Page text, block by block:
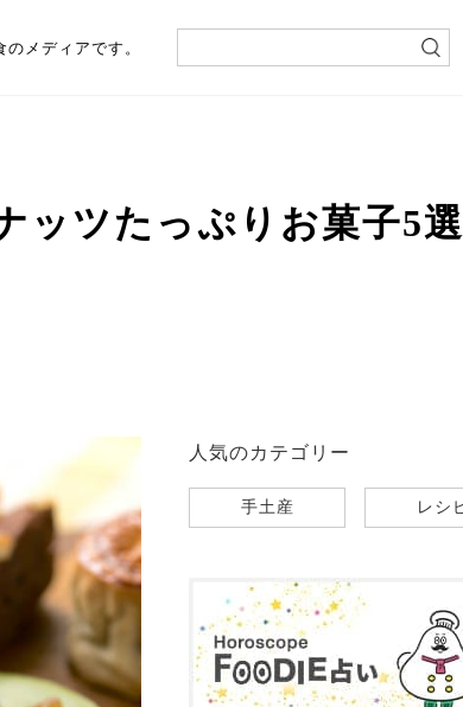
メディアです。
ッツたっぷりお菓子5選
人気のカテゴリー
手土産 レシ